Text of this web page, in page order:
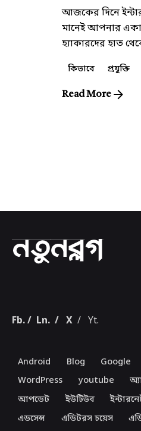
আজকের দিনে
মানেই আপনার
হ্যাকারদের হাত
কিভাবে প্রযুক্তি
Read More
Fb. / Ln. / X / Yt.
Android Blog Google
WordPress
youtube
আপডেট
ইউটিউব
এডসেন্স
এডিটরস চয়েস